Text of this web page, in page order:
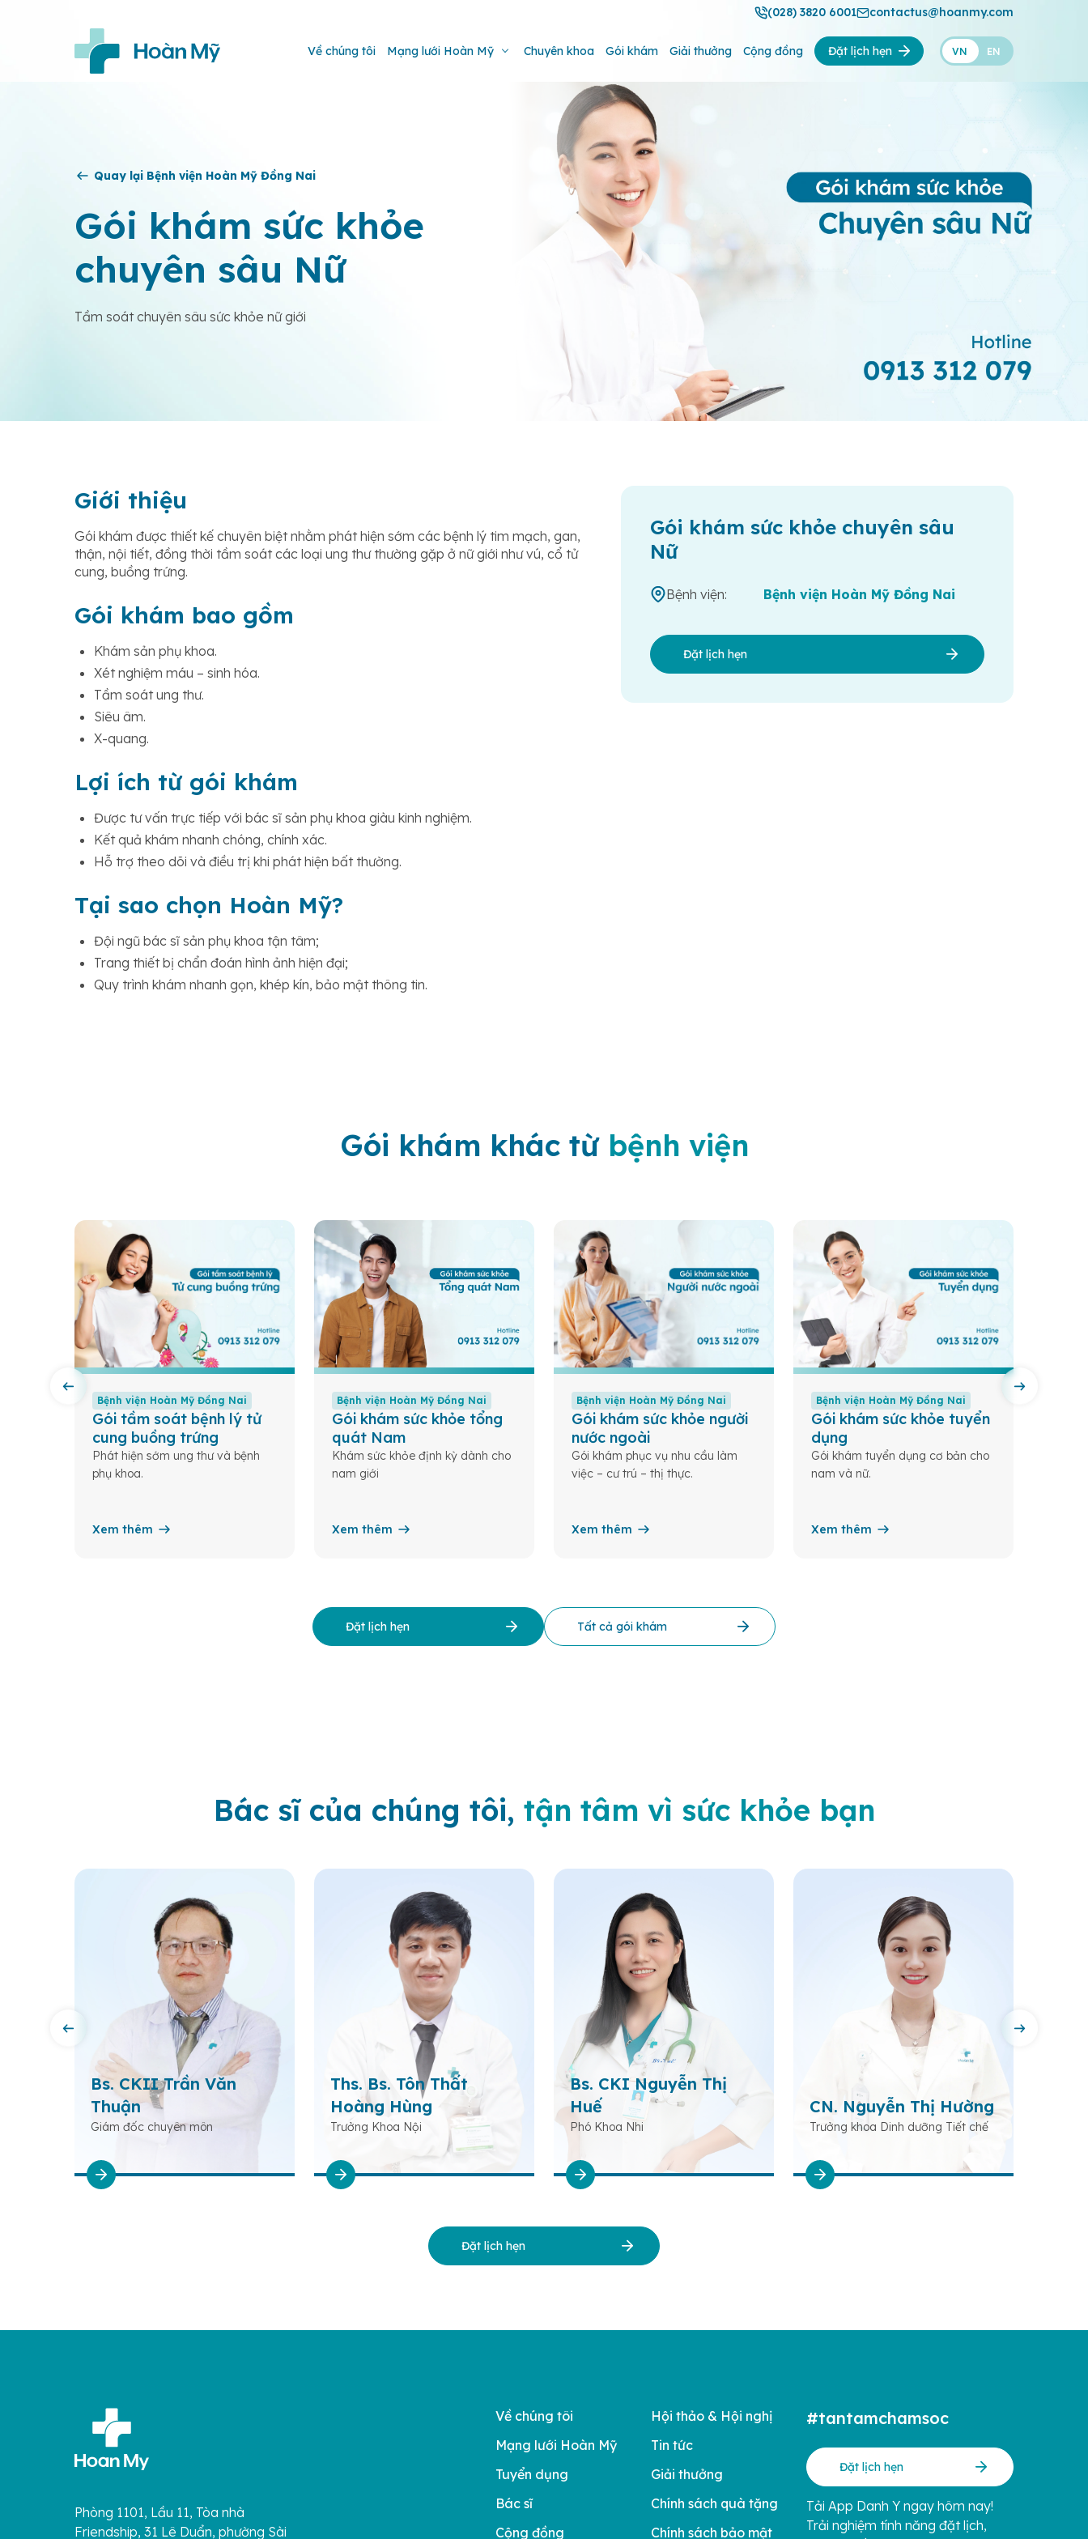
(028) 3820 6001 contactus@hoanmy.com
Về chúng tôi Mạng lưới Hoàn Mỹ Chuyên khoa Gói khám Giải thưởng Cộng đồng Đặt lịch hẹn VN EN
Quay lại Bệnh viện Hoàn Mỹ Đồng Nai
Gói khám sức khỏe
chuyên sâu Nữ
Tầm soát chuyên sâu sức khỏe nữ giới
Giới thiệu
Gói khám được thiết kế chuyên biệt nhằm phát hiện sớm các bệnh lý tim mạch, gan,
thận, nội tiết, đồng thời tầm soát các loại ung thư thường gặp ở nữ giới như vú, cổ tử
cung, buồng trứng.
Gói khám bao gồm
Khám sản phụ khoa.
Xét nghiệm máu – sinh hóa.
Tầm soát ung thư.
Siêu âm.
X-quang.
Lợi ích từ gói khám
Được tư vấn trực tiếp với bác sĩ sản phụ khoa giàu kinh nghiệm.
Kết quả khám nhanh chóng, chính xác.
Hỗ trợ theo dõi và điều trị khi phát hiện bất thường.
Tại sao chọn Hoàn Mỹ?
Đội ngũ bác sĩ sản phụ khoa tận tâm;
Trang thiết bị chẩn đoán hình ảnh hiện đại;
Quy trình khám nhanh gọn, khép kín, bảo mật thông tin.
Gói khám sức khỏe chuyên sâu
Nữ
Bệnh viện: Bệnh viện Hoàn Mỹ Đồng Nai
Đặt lịch hẹn
Gói khám khác từ bệnh viện
Bệnh viện Hoàn Mỹ Đồng Nai
Gói tầm soát bệnh lý tử
cung buồng trứng
Phát hiện sớm ung thư và bệnh
phụ khoa.
Xem thêm
Bệnh viện Hoàn Mỹ Đồng Nai
Gói khám sức khỏe tổng
quát Nam
Khám sức khỏe định kỳ dành cho
nam giới
Xem thêm
Bệnh viện Hoàn Mỹ Đồng Nai
Gói khám sức khỏe người
nước ngoài
Gói khám phục vụ nhu cầu làm
việc – cư trú – thị thực.
Xem thêm
Bệnh viện Hoàn Mỹ Đồng Nai
Gói khám sức khỏe tuyển
dụng
Gói khám tuyển dụng cơ bản cho
nam và nữ.
Xem thêm
Đặt lịch hẹn Tất cả gói khám
Bác sĩ của chúng tôi, tận tâm vì sức khỏe bạn
Bs. CKII Trần Văn
Thuận
Giám đốc chuyên môn
Ths. Bs. Tôn Thất
Hoàng Hùng
Trưởng Khoa Nội
Bs. CKI Nguyễn Thị
Huế
Phó Khoa Nhi
CN. Nguyễn Thị Hường
Trưởng khoa Dinh dưỡng Tiết chế
Đặt lịch hẹn
Phòng 1101, Lầu 11, Tòa nhà
Friendship, 31 Lê Duẩn, phường Sài
Về chúng tôi
Mạng lưới Hoàn Mỹ
Tuyển dụng
Bác sĩ
Cộng đồng
Hội thảo & Hội nghị
Tin tức
Giải thưởng
Chính sách quà tặng
Chính sách bảo mật
#tantamchamsoc
Đặt lịch hẹn
Tải App Danh Y ngay hôm nay!
Trải nghiệm tính năng đặt lịch,